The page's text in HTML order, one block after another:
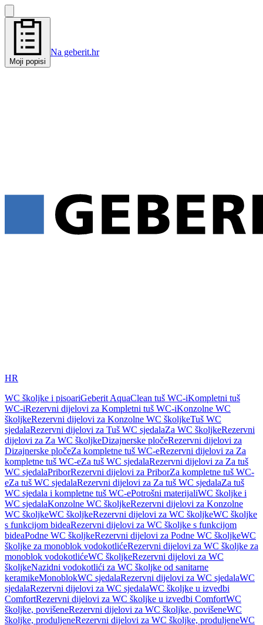
Moji popisi
Na geberit.hr
HR
WC školjke i pisoariGeberit AquaClean tuš WC-iKompletni tuš
WC-iRezervni dijelovi za Kompletni tuš WC-iKonzolne WC
školjkeRezervni dijelovi za Konzolne WC školjkeTuš WC
sjedalaRezervni dijelovi za Tuš WC sjedalaZa WC školjkeRezervni
dijelovi za Za WC školjkeDizajnerske pločeRezervni dijelovi za
Dizajnerske pločeZa kompletne tuš WC-eRezervni dijelovi za Za
kompletne tuš WC-eZa tuš WC sjedalaRezervni dijelovi za Za tuš
WC sjedalaPriborRezervni dijelovi za PriborZa kompletne tuš WC-
eZa tuš WC sjedalaRezervni dijelovi za Za tuš WC sjedalaZa tuš
WC sjedala i kompletne tuš WC-ePotrošni materijaliWC školjke i
WC sjedalaKonzolne WC školjkeRezervni dijelovi za Konzolne
WC školjkeWC školjkeRezervni dijelovi za WC školjkeWC školjke
s funkcijom bideaRezervni dijelovi za WC školjke s funkcijom
bideaPodne WC školjkeRezervni dijelovi za Podne WC školjkeWC
školjke za monoblok vodokotlićeRezervni dijelovi za WC školjke za
monoblok vodokotlićeWC školjkeRezervni dijelovi za WC
školjkeNazidni vodokotlići za WC školjke od sanitarne
keramikeMonoblokWC sjedalaRezervni dijelovi za WC sjedalaWC
sjedalaRezervni dijelovi za WC sjedalaWC školjke u izvedbi
ComfortRezervni dijelovi za WC školjke u izvedbi ComfortWC
školjke, povišeneRezervni dijelovi za WC školjke, povišeneWC
školjke, produljeneRezervni dijelovi za WC školjke, produljeneWC